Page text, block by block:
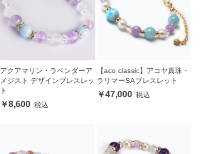
アクアマリン・ラベンダーア
メジスト デザインブレスレッ
ト
8,600
【aco classic】アコヤ真珠・
ラリマーSAブレスレット
47,000